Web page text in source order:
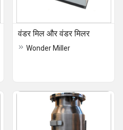
वंडर मिल और वंडर मिलर
Wonder Miller